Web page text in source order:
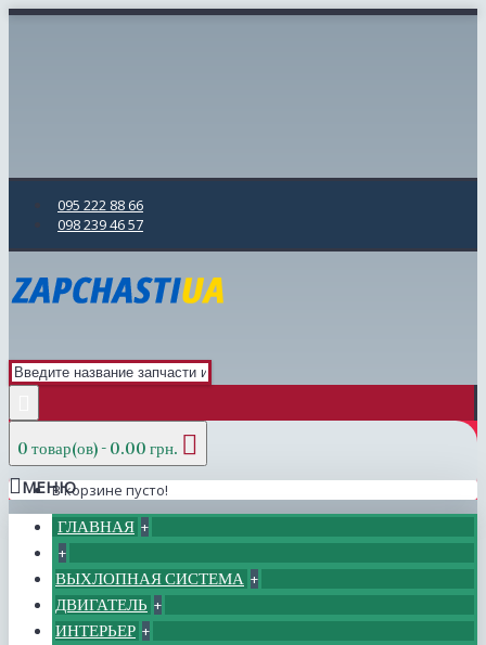
095 222 88 66
098 239 46 57
0 товар(ов) - 0.00 грн.
В корзине пусто!
МЕНЮ
ГЛАВНАЯ +
+
ВЫХЛОПНАЯ СИСТЕМА +
ДВИГАТЕЛЬ +
ИНТЕРЬЕР +